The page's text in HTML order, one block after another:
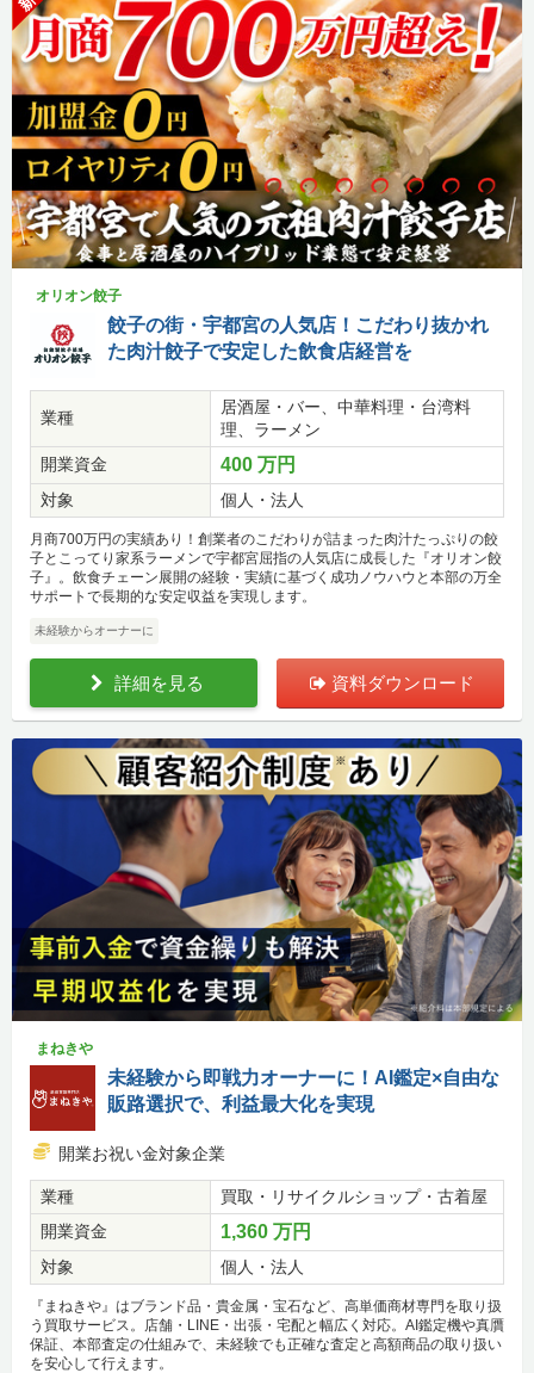
オリオン餃子
餃子の街・宇都宮の人気店！こだわり抜かれ
た肉汁餃子で安定した飲食店経営を
業種
居酒屋・バー、中華料理・台湾料
理、ラーメン
開業資金
400 万円
対象 個人・法人
月商700万円の実績あり！創業者のこだわりが詰まった肉汁たっぷりの餃
子とこってり家系ラーメンで宇都宮屈指の人気店に成長した『オリオン餃
子』。飲食チェーン展開の経験・実績に基づく成功ノウハウと本部の万全
サポートで長期的な安定収益を実現します。
未経験からオーナーに
詳細を見る 資料ダウンロード
まねきや
未経験から即戦力オーナーに！AI鑑定×自由な
販路選択で、利益最大化を実現
開業お祝い金対象企業
業種
買取・リサイクルショップ・古着屋
開業資金
1,360 万円
対象 個人・法人
『まねきや』はブランド品・貴金属・宝石など、高単価商材専門を取り扱
う買取サービス。店舗・LINE・出張・宅配と幅広く対応。AI鑑定機や真贋
保証、本部査定の仕組みで、未経験でも正確な査定と高額商品の取り扱い
を安心して行えます。